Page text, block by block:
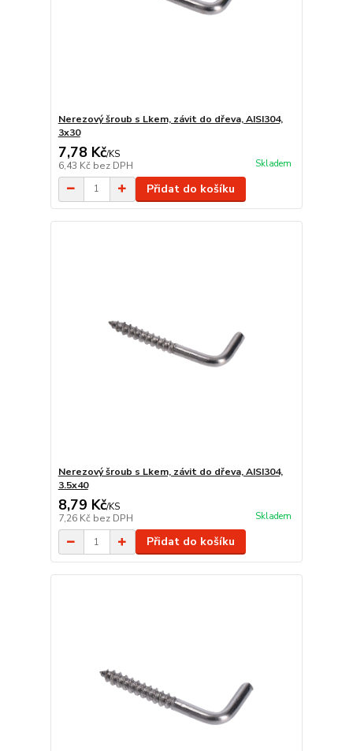
Nerezový šroub s Lkem, závit do dřeva, AISI304,
3x30
7,78 Kč/KS
6,43 Kč bez DPH Skladem
Přidat do košíku
Nerezový šroub s Lkem, závit do dřeva, AISI304,
3.5x40
8,79 Kč/KS
7,26 Kč bez DPH Skladem
Přidat do košíku